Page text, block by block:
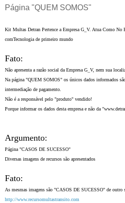
Página "QUEM SOMOS"
Kit Multas Detran Pertence a Empresa G_V. Atua Como
comTecnologia de primeiro mundo
Fato:
Não apresenta a razão social da Empresa G_V, nem sua
Na página "QUEM SOMOS" os únicos dados informados
intermediação de pagamento.
Não é a responsável pelo "produto" vendido!
Porque informar os dados desta empresa e não da
Argumento:
Página "CASOS DE SUCESSO"
Diversas imagens de recursos são apresentados
Fato:
As mesmas imagens são "CASOS DE SUCESSO" de outro
http://www.recursomultastransito.com